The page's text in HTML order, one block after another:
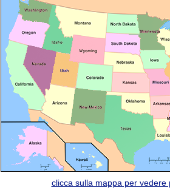
clicca sulla mappa per vedere